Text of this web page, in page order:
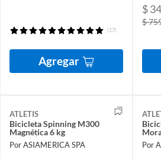
(17)
Agregar
$
$
ATLETIS
Bicicleta Spinning M300
Magnética 6 kg
Por ASIAMERICA SPA Por